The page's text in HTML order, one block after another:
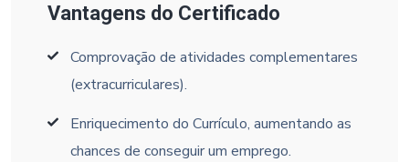
Vantagens do Certificado
Comprovação de atividades complementares
(extracurriculares).
Enriquecimento do Currículo, aumentando as
chances de conseguir um emprego.